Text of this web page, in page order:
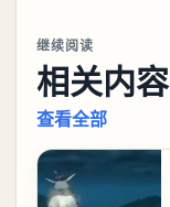
继续阅读
相关内容
查看全部